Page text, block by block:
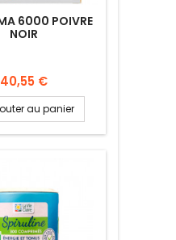
6000 POIVRE
NOIR
40,55 €
au panier